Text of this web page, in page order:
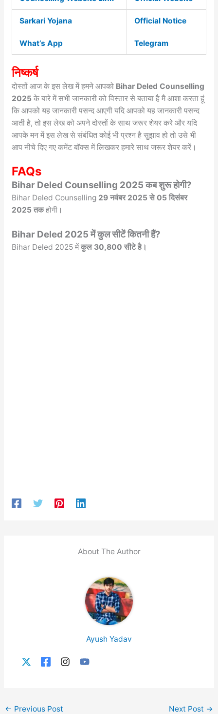
Sarkari Yojana Official Notice
What’s App Telegram
निष्कर्ष
दोस्तों आज के इस लेख में हमने आपको Bihar Deled Counselling
2025 के बारे में सभी जानकारी को विस्तार से बताया है मै आशा करता हूं
कि आपको यह जानकारी पसन्द आएगी यदि आपको यह जानकारी पसन्द
आती है, तो इस लेख को अपने दोस्तों के साथ जरूर शेयर करे और यदि
आपके मन में इस लेख से संबंधित कोई भी प्रश्न है सुझाव हो तो उसे भी
आप नीचे दिए गए कमेंट बॉक्स में लिखकर हमारे साथ जरूर शेयर करें।
FAQs
Bihar Deled Counselling 2025 कब शुरू होगी?
Bihar Deled Counselling 29 नवंबर 2025 से 05 दिसंबर
2025 तकहोगी।
Bihar Deled 2025 में कुल सीटें कितनी हैं?
Bihar Deled 2025 मेंकुल 30,800 सीटे है।
About The Author
Ayush Yadav
← Previous Post Next Post →